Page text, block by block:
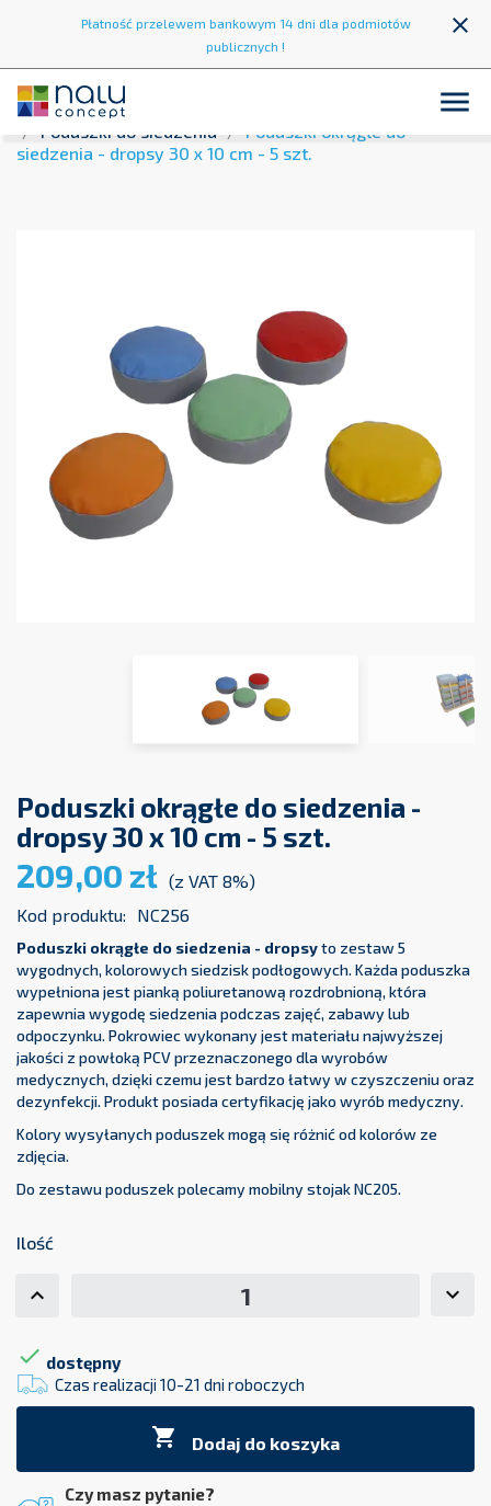
Płatność przelewem bankowym 14 dni dla podmiotów
publicznych !
close

Strona główna
Pufy i siedziska
Poduszki do siedzenia
Poduszki okrągłe do
siedzenia - dropsy 30 x 10 cm - 5 szt.
Poduszki okrągłe do siedzenia -
dropsy 30 x 10 cm - 5 szt.
209,00 zł (z VAT 8%)
Kod produktu:
NC256
Poduszki okrągłe do siedzenia - dropsyto zestaw 5
wygodnych, kolorowych siedzisk podłogowych. Każda poduszka
wypełniona jest pianką poliuretanową rozdrobnioną, która
zapewnia wygodę siedzenia podczas zajęć, zabawy lub
odpoczynku. Pokrowiec wykonany jest materiału najwyższej
jakości z powłoką PCV przeznaczonego dla wyrobów
medycznych, dzięki czemu jest bardzo łatwy w czyszczeniu oraz
dezynfekcji. Produkt posiada certyfikację jako wyrób medyczny.
Kolory wysyłanych poduszek mogą się różnić od kolorów ze
zdjęcia.
Do zestawu poduszek polecamy mobilny stojak NC205.
Ilość
 dostępny
Czas realizacji 10-21 dni roboczych
 Dodaj do koszyka
Czy masz pytanie?